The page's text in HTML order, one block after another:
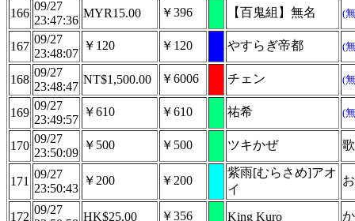
166
09/27
23:47:36
MYR15.00 ￥396 【百鬼組】無名 (
167
09/27
23:48:07
￥120 ￥120 やすらぎ帝都 (
168
09/27
23:48:47
NT$1,500.00 ￥6006 チェン (
169
09/27
23:49:57
￥610 ￥610 祐希 (
170
09/27
23:50:09
￥500 ￥500 ツキかぜ
171
09/27
23:50:43
￥200 ￥200
紫雨[むらさめ]アオ
イ
172
09/27
HK$25.00 ￥356 King Kuro